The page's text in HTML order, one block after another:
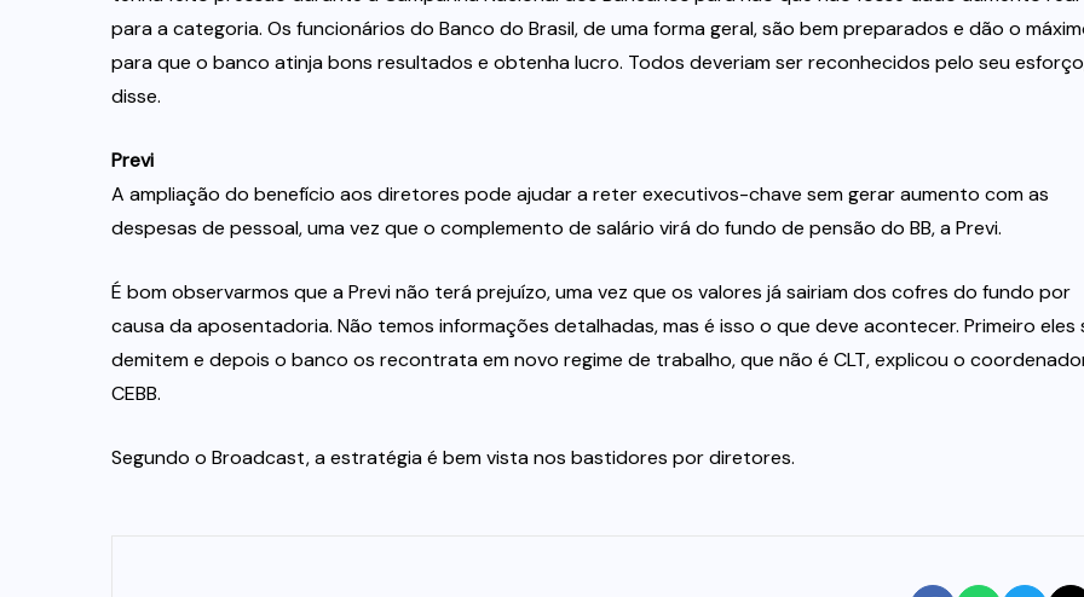
para a categoria. Os funcionários do Banco do Brasil, de uma forma geral, são bem preparados e dão o
para que o banco atinja bons resultados e obtenha lucro. Todos deveriam ser reconhecidos pelo seu
disse.
Previ
A ampliação do benefício aos diretores pode ajudar a reter executivos-chave sem gerar aumento com as
despesas de pessoal, uma vez que o complemento de salário virá do fundo de pensão do BB, a Previ.
É bom observarmos que a Previ não terá prejuízo, uma vez que os valores já sairiam dos cofres do fundo por
causa da aposentadoria. Não temos informações detalhadas, mas é isso o que deve acontecer. Primeiro eles
demitem e depois o banco os recontrata em novo regime de trabalho, que não é CLT, explicou o
CEBB.
Segundo o Broadcast, a estratégia é bem vista nos bastidores por diretores.